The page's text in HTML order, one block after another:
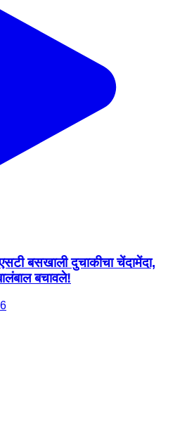
बसखाली दुचाकीचा चेंदामेंदा,
बचावले!